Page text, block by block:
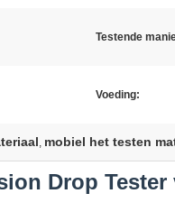
Testende
Voeding:
, mobiel het testen
Drop